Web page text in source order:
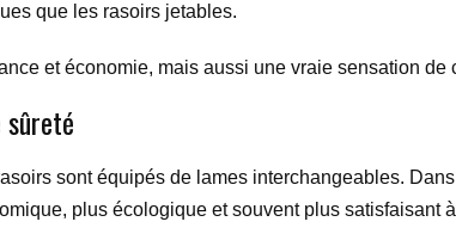
que les rasoirs jetables.
et économie, mais aussi une vraie sensation de
sont équipés de lames interchangeables.
plus écologique et souvent plus satisfaisant